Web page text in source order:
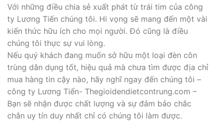
Với những điều chia sẻ xuất phát từ trái tim của công
ty Lương Tiến chúng tôi. Hi vọng sẽ mang đến một vài
kiến thức hữu ích cho mọi người. Đó cũng là điều
chúng tôi thực sự vui lòng.
Nếu quý khách đang muốn sở hữu một loại đèn côn
trùng dân dụng tốt, hiệu quả mà chưa tìm được địa chỉ
mua hàng tin cậy nào, hãy nghĩ ngay đến chúng tôi –
công ty Lương Tiến- Thegioidendietcontrung.com –
Bạn sẽ nhận được chất lượng và sự đảm bảo chắc
chắn uy tín duy nhất chỉ có chúng tôi làm được.